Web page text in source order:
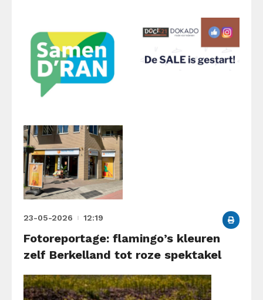
23-05-2026 12:19
Fotoreportage: flamingo’s kleuren
zelf Berkelland tot roze spektakel